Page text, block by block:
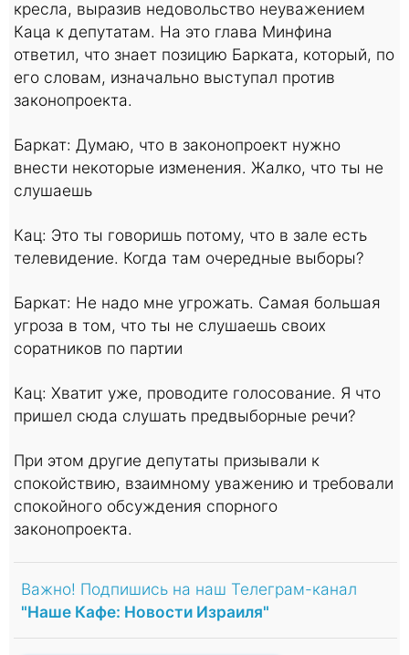
кресла, выразив недовольство неуважением
Каца к депутатам. На это глава Минфина
ответил, что знает позицию Барката, который, по
его словам, изначально выступал против
законопроекта.
Баркат: Думаю, что в законопроект нужно
внести некоторые изменения. Жалко, что ты не
слушаешь
Кац: Это ты говоришь потому, что в зале есть
телевидение. Когда там очередные выборы?
Баркат: Не надо мне угрожать. Самая большая
угроза в том, что ты не слушаешь своих
соратников по партии
Кац: Хватит уже, проводите голосование. Я что
пришел сюда слушать предвыборные речи?
При этом другие депутаты призывали к
спокойствию, взаимному уважению и требовали
спокойного обсуждения спорного
законопроекта.
Важно! Подпишись на наш Телеграм-канал
"Наше Кафе: Новости Израиля"